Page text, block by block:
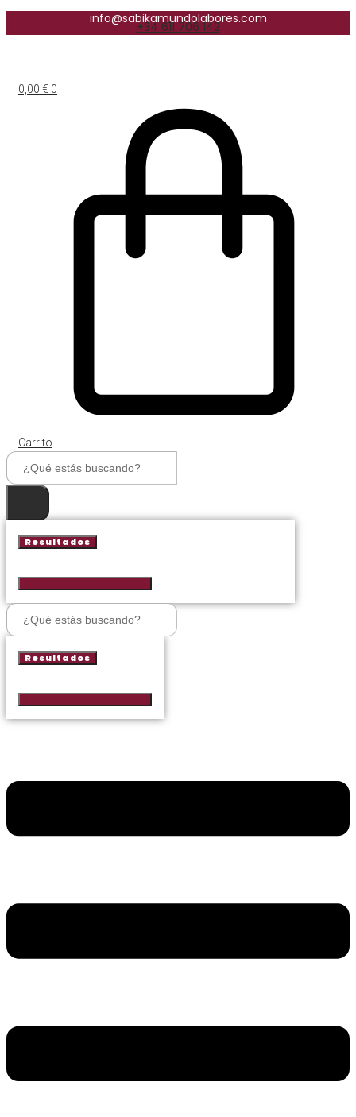
info@sabikamundolabores.com
+34 611 706 142
0,00 € 0
Carrito
Search
...
Resultados
Search
...
Resultados